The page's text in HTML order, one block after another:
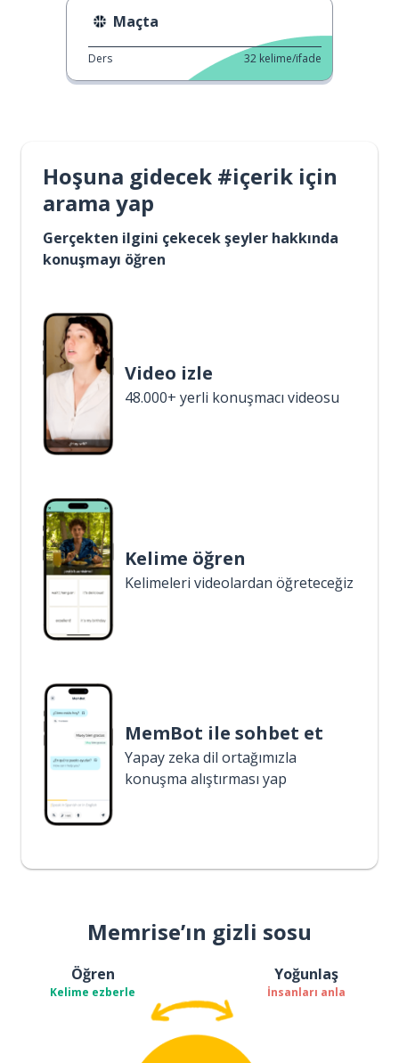
Maçta
Ders 32 kelime/ifade
Hoşuna gidecek #içerik için
arama yap
Gerçekten ilgini çekecek şeyler hakkında
konuşmayı öğren
Video izle
48.000+ yerli konuşmacı videosu
Kelime öğren
Kelimeleri videolardan öğreteceğiz
MemBot ile sohbet et
Yapay zeka dil ortağımızla
konuşma alıştırması yap
Memrise’ın gizli sosu
Öğren
Kelime ezberle
Yoğunlaş
İnsanları anla